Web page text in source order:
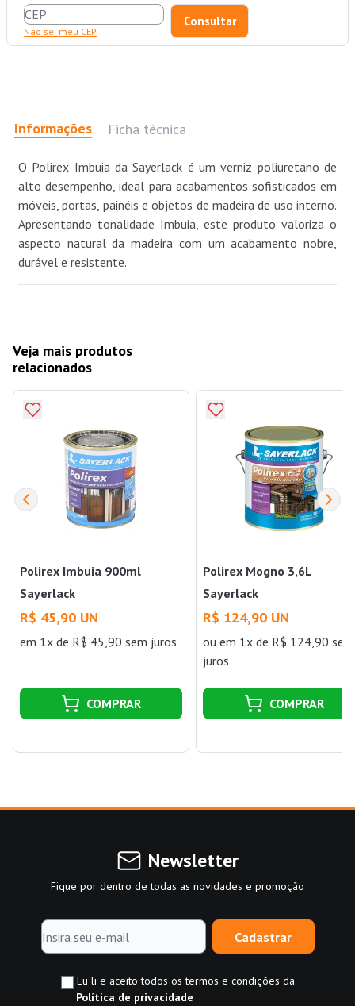
Não sei meu CEP
Informações Ficha técnica
O Polirex Imbuia da Sayerlack é um verniz poliuretano de
alto desempenho, ideal para acabamentos sofisticados em
móveis, portas, painéis e objetos de madeira de uso interno.
Apresentando tonalidade Imbuia, este produto valoriza o
aspecto natural da madeira com um acabamento nobre,
durável e resistente.
Veja mais produtos
relacionados
Polirex Imbuia 900ml
Sayerlack
R$ 45,90 UN
em 1x de R$ 45,90 sem juros
COMPRAR
Polirex Mogno 3,6L
Sayerlack
R$ 124,90 UN
ouem 1x de R$ 124,90 sem
juros
COMPRAR
Newsletter
Fique por dentro de todas as novidades e promoção
Cadastrar
Eu li e aceito todos os termos e condições da
Política de privacidade